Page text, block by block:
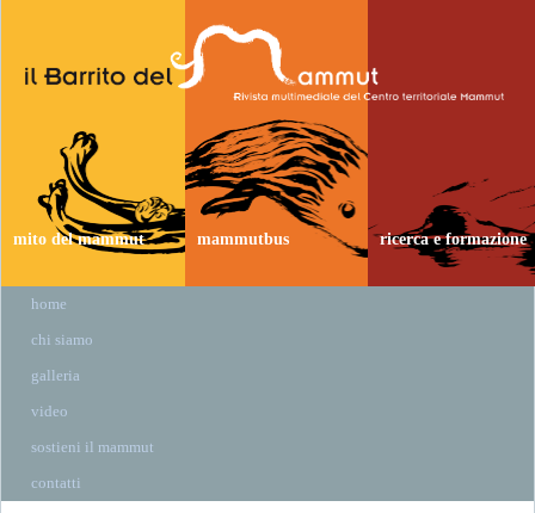
mito del mammut mammutbus ricerca e formazione
home
chi siamo
galleria
video
sostieni il mammut
contatti